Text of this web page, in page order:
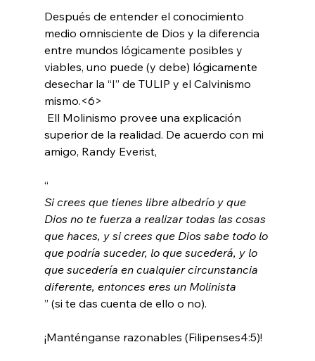
Después de entender el conocimiento
medio omnisciente de Dios y la diferencia
entre mundos lógicamente posibles y
viables, uno puede (y debe) lógicamente
desechar la “I” de TULIP y el Calvinismo
mismo.<6>
superior de la realidad. De acuerdo con mi
amigo, Randy Everist,
“
Si crees que tienes libre albedrío y que
Dios no te fuerza a realizar todas las cosas
que haces, y si crees que Dios sabe todo lo
que podría suceder, lo que sucederá, y lo
que sucedería en cualquier circunstancia
diferente, entonces eres un Molinista
” (si te das cuenta de ello o no).
¡Manténganse razonables (Filipenses4:5)!